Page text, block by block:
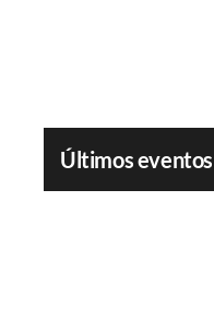
Últimos eventos